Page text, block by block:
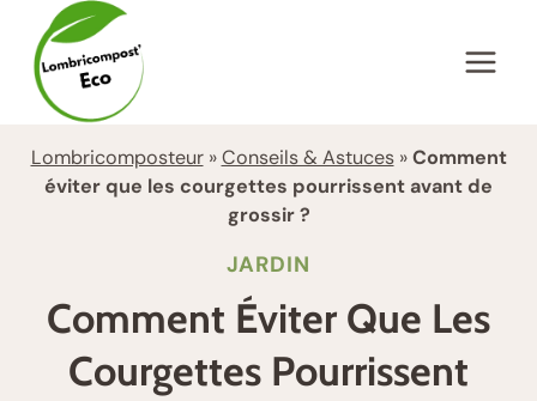
contenu
Lombricomposteur»Conseils & Astuces»Comment
éviter que les courgettes pourrissent avant de
grossir ?
JARDIN
Comment Éviter Que Les
Courgettes Pourrissent